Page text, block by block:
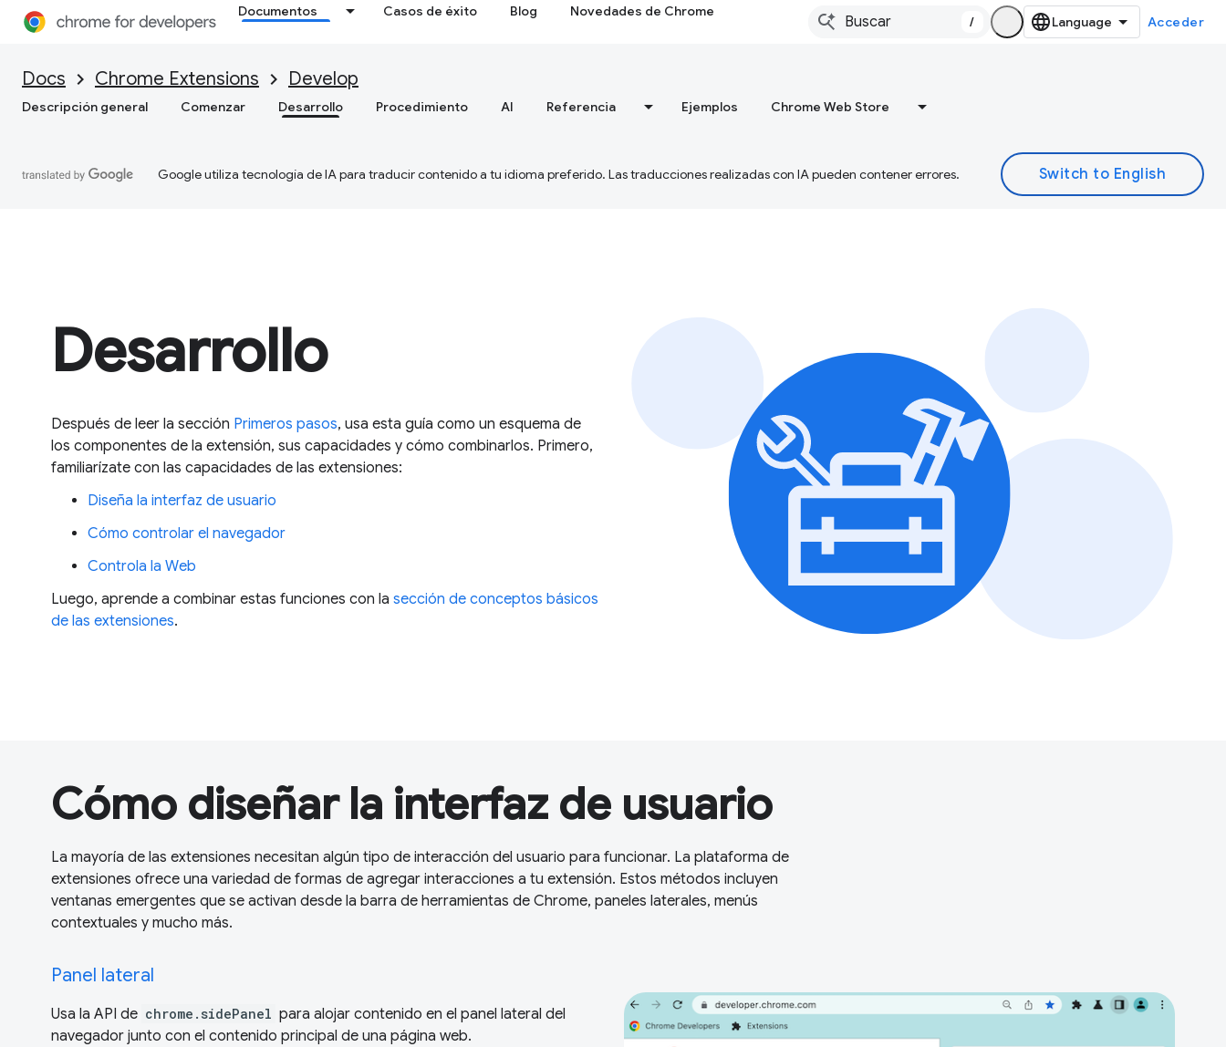
Documentos Casos de éxito Blog Novedades de Chrome
/ Acceder
Docs Chrome Extensions Develop
Descripción general Comenzar Desarrollo Procedimiento AI Referencia Ejemplos Chrome Web Store
Google utiliza tecnología de IA para traducir contenido a tu idioma preferido. Las traducciones realizadas con IA pueden contener errores.
Desarrollo
Después de leer la sección Primeros pasos, usa esta guía como un esquema de
los componentes de la extensión, sus capacidades y cómo combinarlos. Primero,
familiarízate con las capacidades de las extensiones:
Diseña la interfaz de usuario
Cómo controlar el navegador
Controla la Web
Luego, aprende a combinar estas funciones con la sección de conceptos básicos
de las extensiones.
Cómo diseñar la interfaz de usuario
La mayoría de las extensiones necesitan algún tipo de interacción del usuario para funcionar. La plataforma de
extensiones ofrece una variedad de formas de agregar interacciones a tu extensión. Estos métodos incluyen
ventanas emergentes que se activan desde la barra de herramientas de Chrome, paneles laterales, menús
contextuales y mucho más.
Panel lateral
Usa la API de chrome.sidePanel para alojar contenido en el panel lateral del
navegador junto con el contenido principal de una página web.